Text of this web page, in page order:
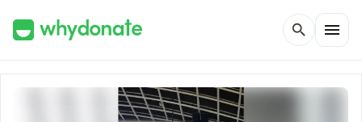
search menu